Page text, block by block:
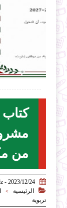
07-31
كتاب
من

2023/12/24 - ecoledz

الرئيسية >
تربوية